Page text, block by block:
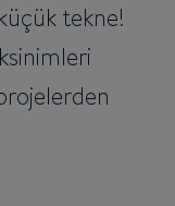
tekne!